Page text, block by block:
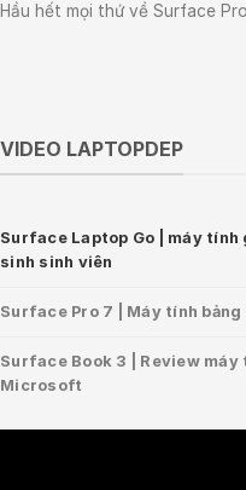
Hầu hết mọi thứ về Surface
VIDEO LAPTOPDEP
Surface Laptop Go | máy tính
sinh sinh viên
Surface Pro 7 | Máy tính
Surface Book 3 | Review máy
Microsoft